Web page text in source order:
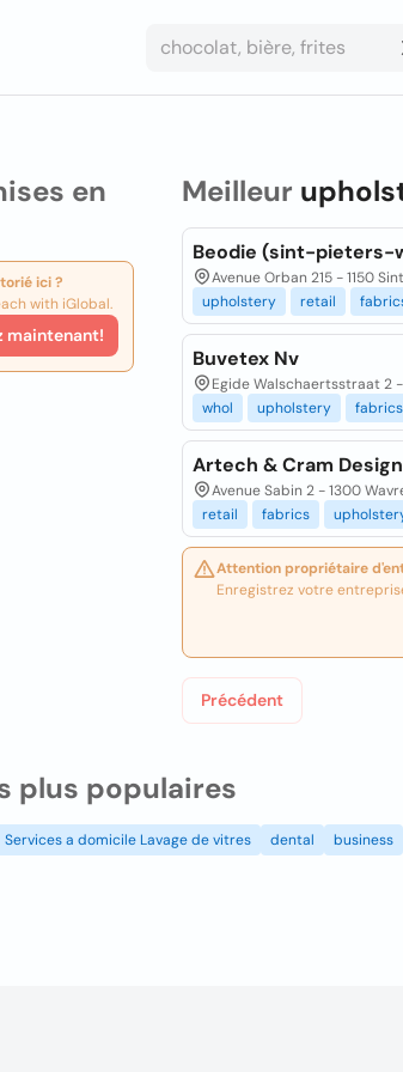
en
ici ?
with iGlobal.
maintenant!
Meilleur
Beodie (sint-pieters-
Avenue Orban 215 - 1150
upholstery
retail
Buvetex Nv
Egide Walschaertsstraat 2
whol
upholstery fabrics
Artech & Cram Design
Avenue Sabin 2 - 1300
retail
fabrics
Attention propriétaire
Enregistrez votre
Précédent
plus populaires
Services a domicile Lavage de vitres dental business